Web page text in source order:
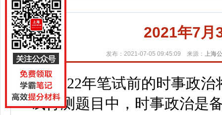
2021年7月
发布：2021-07-05 09:45:09 来源： 上海
2022年笔试前的时事政
试行测题目中，时事政治是